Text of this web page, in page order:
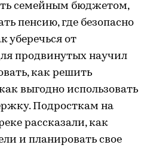
семейным бюджетом,
пенсию, где безопасно
уберечься от
продвинутых научил
как решить
выгодно использовать
Подросткам на
рассказали, как
и планировать свое